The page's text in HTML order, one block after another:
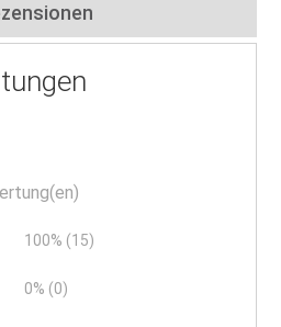
100% (15)
0% (0)